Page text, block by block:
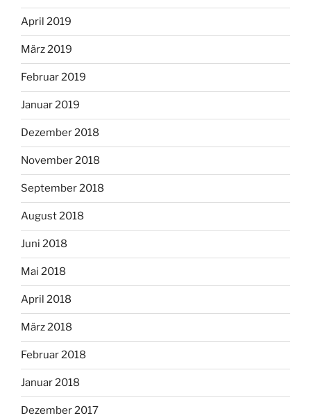
April 2019
März 2019
Februar 2019
Januar 2019
Dezember 2018
November 2018
September 2018
August 2018
Juni 2018
Mai 2018
April 2018
März 2018
Februar 2018
Januar 2018
Dezember 2017